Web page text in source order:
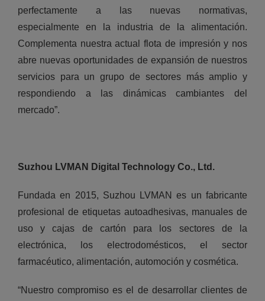
perfectamente a las nuevas normativas,
especialmente en la industria de la alimentación.
Complementa nuestra actual flota de impresión y nos
abre nuevas oportunidades de expansión de nuestros
servicios para un grupo de sectores más amplio y
respondiendo a las dinámicas cambiantes del
mercado”.
Suzhou LVMAN Digital Technology Co., Ltd.
Fundada en 2015, Suzhou LVMAN es un fabricante
profesional de etiquetas autoadhesivas, manuales de
uso y cajas de cartón para los sectores de la
electrónica, los electrodomésticos, el sector
farmacéutico, alimentación, automoción y cosmética.
“Nuestro compromiso es el de desarrollar clientes de